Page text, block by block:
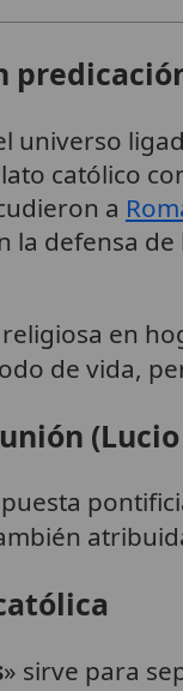
católico
a
la defensa
en
de vida,
» sirve para